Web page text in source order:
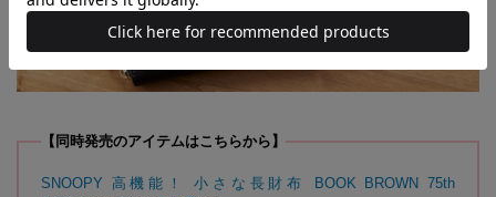
【同時発売のアイテムはこちらから】
SNOOPY 高機能！ 小さな長財布 BOOK BROWN 75th